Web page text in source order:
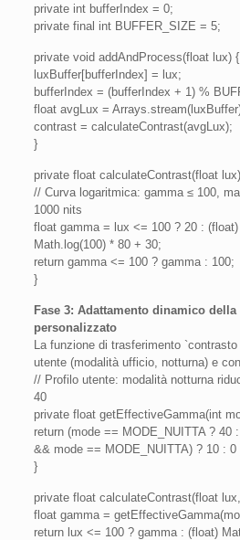
private int bufferIndex = 0;
private final int BUFFER_SIZE = 5;
private void addAndProcess(float lux) {
luxBuffer[bufferIndex] = lux;
bufferIndex = (bufferIndex + 1) %
float avgLux =
contrast = calculateContrast(avgLux);
}
private float calculateContrast(float
// Curva logaritmica: gamma ≤ 100,
1000 nits
float gamma = lux <= 100 ? 20 :
Math.log(100) * 80 + 30;
return gamma <= 100 ? gamma : 100;
}
Fase 3: Adattamento dinamico
personalizzato
La funzione di trasferimento
utente (modalità ufficio, notturna) e
// Profilo utente: modalità notturna
40
private float getEffectiveGamma(int
return (mode == MODE_NUITTA ? 40
&& mode == MODE_NUITTA) ? 10 : 0
}
private float calculateContrast(float
float gamma =
return lux <= 100 ? gamma : (float)